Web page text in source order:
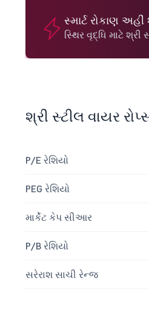
સ્માર્ટ રોકાણ
સ્થિર વૃદ્ધિ માટે શ્રી
શ્રી સ્ટીલ વાયર
P/E રેશિયો
PEG રેશિયો
માર્કેટ કેપ સીઆર
P/B રેશિયો
સરેરાશ સાચી રેન્જ